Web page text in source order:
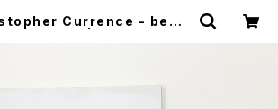
Currence - beca